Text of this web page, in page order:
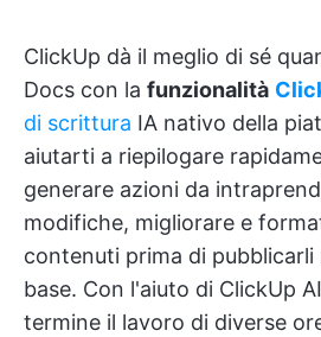
ClickUp dà il meglio di sé
Docs con la funzionalità
di scrittura IA nativo della
aiutarti a riepilogare
generare azioni da
modifiche, migliorare e
contenuti prima di pubblicarli
base. Con l'aiuto di ClickUp
termine il lavoro di diverse